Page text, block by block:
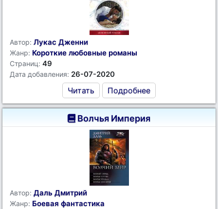
Автор: Лукас Дженни
Жанр: Короткие любовные романы
Страниц: 49
Дата добавления: 26-07-2020
Читать Подробнее
Волчья Империя
Автор: Даль Дмитрий
Жанр: Боевая фантастика